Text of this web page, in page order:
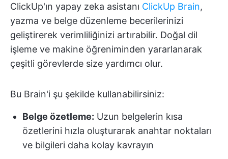
ClickUp'ın yapay zeka asistanı ClickUp Brain,
yazma ve belge düzenleme becerilerinizi
geliştirerek verimliliğinizi artırabilir. Doğal dil
işleme ve makine öğreniminden yararlanarak
çeşitli görevlerde size yardımcı olur.
Bu Brain'i şu şekilde kullanabilirsiniz:
Belge özetleme: Uzun belgelerin kısa
özetlerini hızla oluşturarak anahtar noktaları
ve bilgileri daha kolay kavrayın